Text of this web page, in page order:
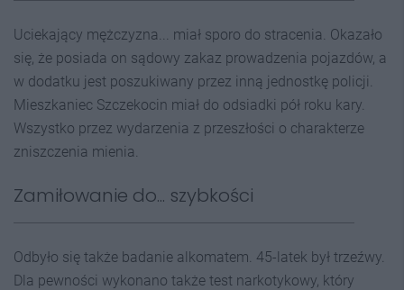
Uciekający mężczyzna... miał sporo do stracenia. Okazało
się, że posiada on sądowy zakaz prowadzenia pojazdów, a
w dodatku jest poszukiwany przez inną jednostkę policji.
Mieszkaniec Szczekocin miał do odsiadki pół roku kary.
Wszystko przez wydarzenia z przeszłości o charakterze
zniszczenia mienia.
Zamiłowanie do... szybkości
Odbyło się także badanie alkomatem. 45-latek był trzeźwy.
Dla pewności wykonano także test narkotykowy, który